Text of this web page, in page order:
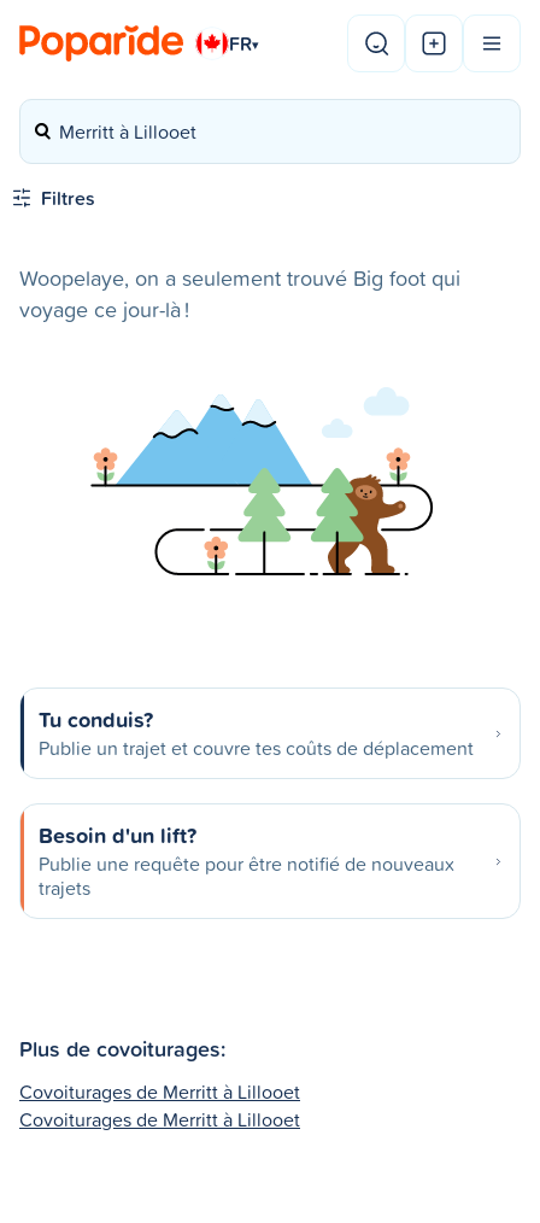
FR▾
Merritt à Lillooet
Filtres
Woopelaye, on a seulement trouvé Big foot qui
voyage ce jour-là !
Tu conduis?
Publie un trajet et couvre tes coûts de déplacement
Besoin d'un lift?
Publie une requête pour être notifié de nouveaux
trajets
Plus de covoiturages:
Covoiturages de Merritt à Lillooet
Covoiturages de Merritt à Lillooet